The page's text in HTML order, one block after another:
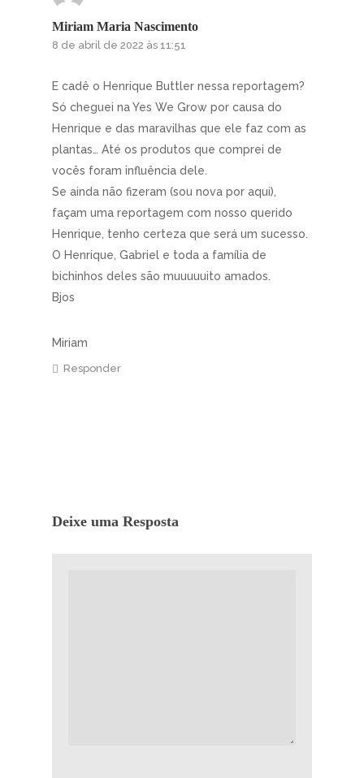
Miriam Maria Nascimento
8 de abril de 2022 às 11:51
E cadê o Henrique Buttler nessa reportagem?
Só cheguei na Yes We Grow por causa do
Henrique e das maravilhas que ele faz com as
plantas… Até os produtos que comprei de
vocês foram influência dele.
Se ainda não fizeram (sou nova por aqui),
façam uma reportagem com nosso querido
Henrique, tenho certeza que será um sucesso.
O Henrique, Gabriel e toda a família de
bichinhos deles são muuuuuito amados.
Bjos
Miriam
Responder
Deixe uma Resposta